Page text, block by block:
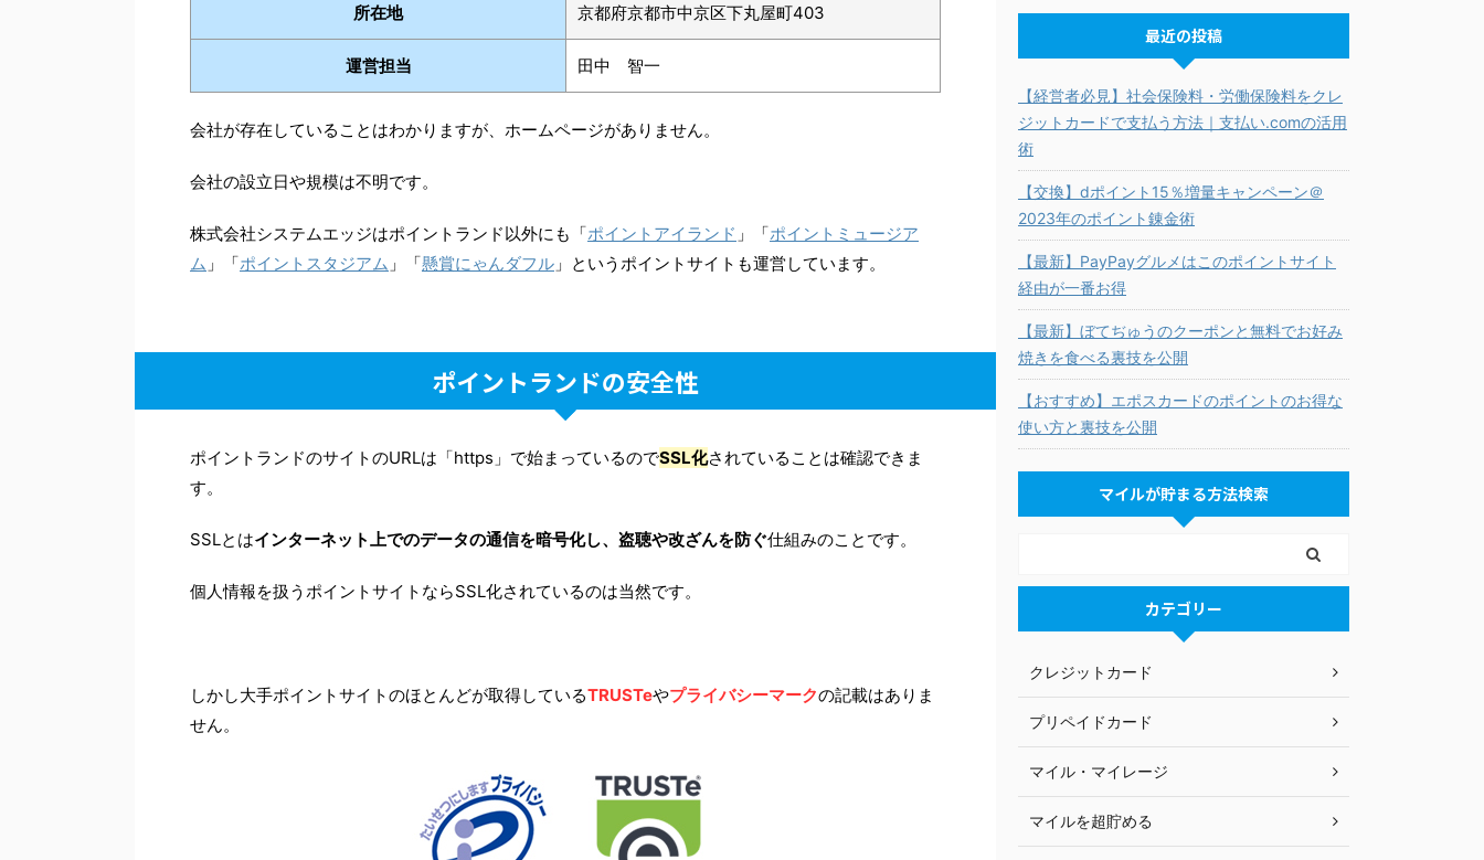
所在地 京都府京都市中京区下丸屋町403
運営担当 田中 智一
会社が存在していることはわかりますが、ホームページがありません。
会社の設立日や規模は不明です。
株式会社システムエッジはポイントランド以外にも「ポイントアイランド 」「ポイントミュージア
ム 」「ポイントスタジアム 」「懸賞にゃんダフル 」というポイントサイトも運営しています。
ポイントランドの安全性
ポイントランドのサイトのURLは「https」で始まっているのでSSL化されていることは確認できま
す。
SSLとはインターネット上でのデータの通信を暗号化し、盗聴や改ざんを防ぐ仕組みのことです。
個人情報を扱うポイントサイトならSSL化されているのは当然です。
しかし大手ポイントサイトのほとんどが取得しているTRUSTeやプライバシーマークの記載はありま
せん。
最近の投稿
【経営者必見】社会保険料・労働保険料をクレ
ジットカードで支払う方法｜支払い.comの活用
術
【交換】dポイント15％増量キャンペーン＠
2023年のポイント錬金術
【最新】PayPayグルメはこのポイントサイト
経由が一番お得
【最新】ぼてぢゅうのクーポンと無料でお好み
焼きを食べる裏技を公開
【おすすめ】エポスカードのポイントのお得な
使い方と裏技を公開
マイルが貯まる方法検索
カテゴリー
クレジットカード
プリペイドカード
マイル・マイレージ
マイルを超貯める